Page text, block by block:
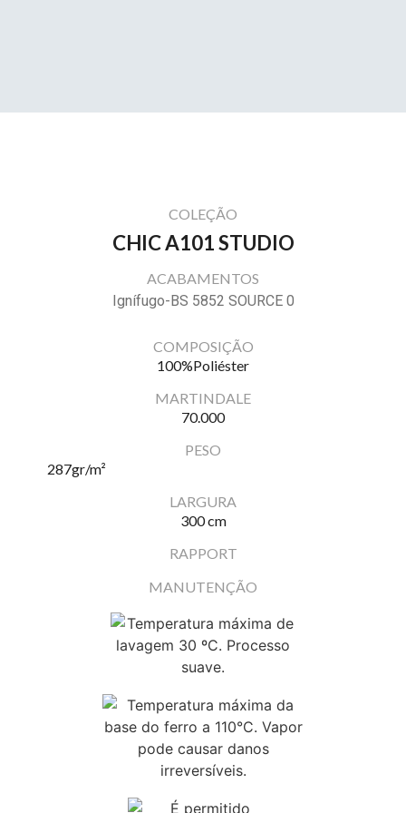
COLEÇÃO
CHIC A101 STUDIO
ACABAMENTOS
Ignífugo-BS 5852 SOURCE 0
COMPOSIÇÃO
100%Poliéster
MARTINDALE
70.000
PESO
287gr/m²
LARGURA
300 cm
RAPPORT
MANUTENÇÃO